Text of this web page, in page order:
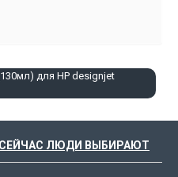
для HP designjet
СЕЙЧАС ЛЮДИ ВЫБИРАЮТ